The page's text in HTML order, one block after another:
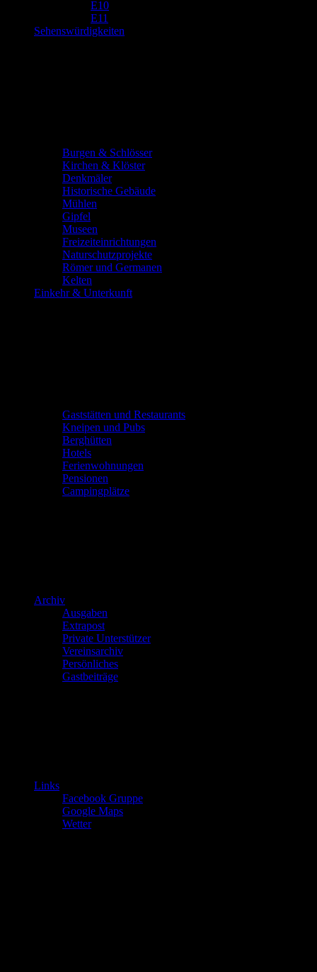
E10
E11
Sehenswürdigkeiten
Burgen & Schlösser
Kirchen & Klöster
Denkmäler
Historische Gebäude
Mühlen
Gipfel
Museen
Freizeiteinrichtungen
Naturschutzprojekte
Römer und Germanen
Kelten
Einkehr & Unterkunft
Gaststätten und Restaurants
Kneipen und Pubs
Berghütten
Hotels
Ferienwohnungen
Pensionen
Campingplätze
Archiv
Ausgaben
Extrapost
Private Unterstützer
Vereinsarchiv
Persönliches
Gastbeiträge
Links
Facebook Gruppe
Google Maps
Wetter